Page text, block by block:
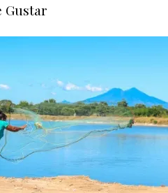
Gustar